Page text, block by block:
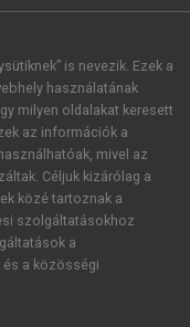
is nevezik. Ezek a
használatának
milyen oldalakat keresett
az információk a
mivel az
Céljuk kizárólag a
közé tartoznak a
szolgáltatásokhoz
a
és a közösségi